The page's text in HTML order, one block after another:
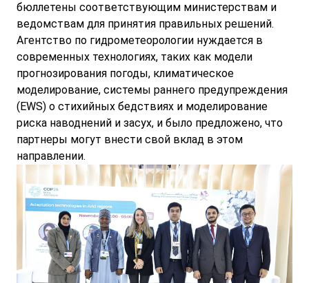
бюллетены соответствующим министерствам и
ведомствам для принятия правильных решений.
Агентство по гидрометеорологии нуждается в
современных технологиях, таких как модели
прогнозирования погоды, климатическое
моделирование, системы раннего предупреждения
(EWS) о стихийных бедствиях и моделирование
риска наводнений и засух, и было предложено, что
партнеры могут внести свой вклад в этом
направлении.